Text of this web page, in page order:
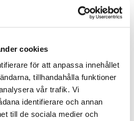
cookies
för att anpassa innehållet
tillhandahålla funktioner
vår trafik. Vi
identifierare och annan
till de sociala medier och
Duschbyggarna
07327NY-BR-DB